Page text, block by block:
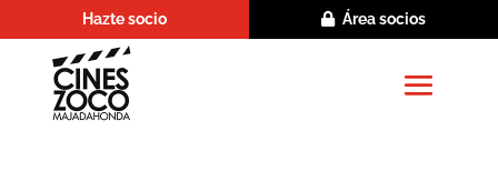
Hazte socio Área socios